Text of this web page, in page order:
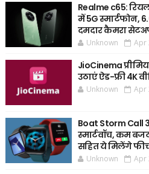
Realme c65:
में 5G स्मार्टफोन,
दमदार कैमरा
Unknown Apr
JioCinema
उठाएं ऐड-फ्री 4K
Unknown Apr
Boat Storm Call
स्मार्टवॉच, कम
सहित ये मिलेंगे
Unknown Apr